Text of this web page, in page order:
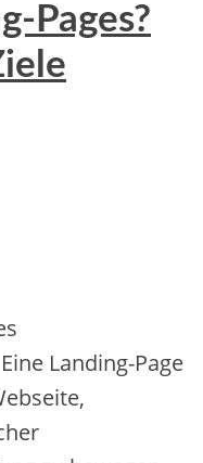
Pages?
Landing-Page